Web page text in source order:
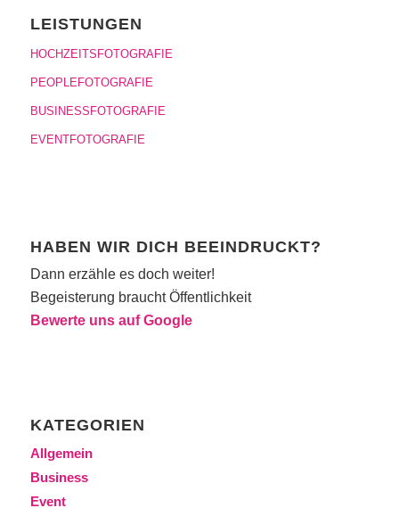
LEISTUNGEN
HOCHZEITSFOTOGRAFIE
PEOPLEFOTOGRAFIE
BUSINESSFOTOGRAFIE
EVENTFOTOGRAFIE
HABEN WIR DICH BEEINDRUCKT?
Dann erzähle es doch weiter!
Begeisterung braucht Öffentlichkeit
Bewerte uns auf Google
KATEGORIEN
Allgemein
Business
Event